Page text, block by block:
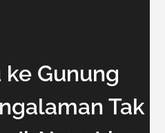
ke Gunung
Tak